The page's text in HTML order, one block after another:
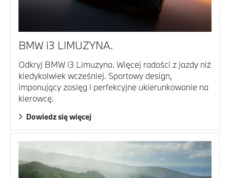
BMW i3 LIMUZYNA.
Odkryj BMW i3 Limuzyna. Więcej radości z jazdy niż
kiedykolwiek wcześniej. Sportowy design,
imponujący zasięg i perfekcyjne ukierunkowanie na
kierowcę.
Dowiedz się więcej